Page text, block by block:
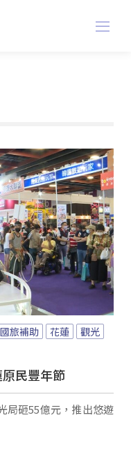
國旅補助 花蓮
觀光
民豐年節
局砸55億元，推出悠遊